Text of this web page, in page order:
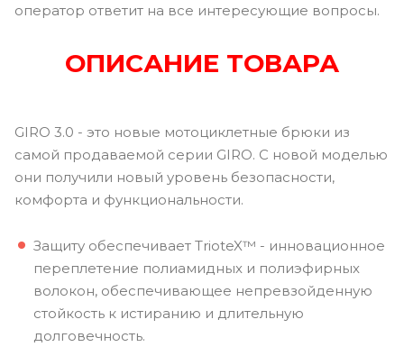
оператор ответит на все интересующие вопросы.
ОПИСАНИЕ ТОВАРА
GIRO 3.0 - это новые мотоциклетные брюки из
самой продаваемой серии GIRO. С новой моделью
они получили новый уровень безопасности,
комфорта и функциональности.
Защиту обеспечивает TrioteX™ - инновационное
переплетение полиамидных и полиэфирных
волокон, обеспечивающее непревзойденную
стойкость к истиранию и длительную
долговечность.